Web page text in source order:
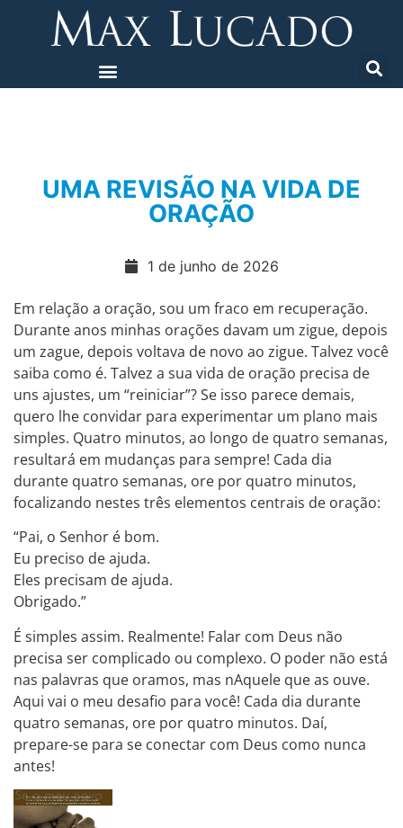
UMA REVISÃO NA VIDA DE
ORAÇÃO
1 de junho de 2026
Em relação a oração, sou um fraco em recuperação.
Durante anos minhas orações davam um zigue, depois
um zague, depois voltava de novo ao zigue. Talvez você
saiba como é. Talvez a sua vida de oração precisa de
uns ajustes, um “reiniciar”? Se isso parece demais,
quero lhe convidar para experimentar um plano mais
simples. Quatro minutos, ao longo de quatro semanas,
resultará em mudanças para sempre! Cada dia
durante quatro semanas, ore por quatro minutos,
focalizando nestes três elementos centrais de oração:
“Pai, o Senhor é bom.
Eu preciso de ajuda.
Eles precisam de ajuda.
Obrigado.”
É simples assim. Realmente! Falar com Deus não
precisa ser complicado ou complexo. O poder não está
nas palavras que oramos, mas nAquele que as ouve.
Aqui vai o meu desafio para você! Cada dia durante
quatro semanas, ore por quatro minutos. Daí,
prepare-se para se conectar com Deus como nunca
antes!